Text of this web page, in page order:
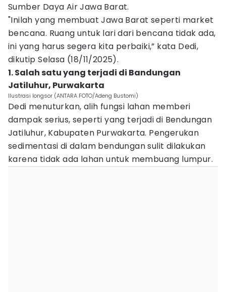
Sumber Daya Air Jawa Barat.
"Inilah yang membuat Jawa Barat seperti market
bencana. Ruang untuk lari dari bencana tidak ada,
ini yang harus segera kita perbaiki,” kata Dedi,
dikutip Selasa (18/11/2025).
1. Salah satu yang terjadi di Bandungan
Jatiluhur, Purwakarta
Ilustrasi longsor (ANTARA FOTO/Adeng Bustomi)
Dedi menuturkan, alih fungsi lahan memberi
dampak serius, seperti yang terjadi di Bendungan
Jatiluhur, Kabupaten Purwakarta. Pengerukan
sedimentasi di dalam bendungan sulit dilakukan
karena tidak ada lahan untuk membuang lumpur.